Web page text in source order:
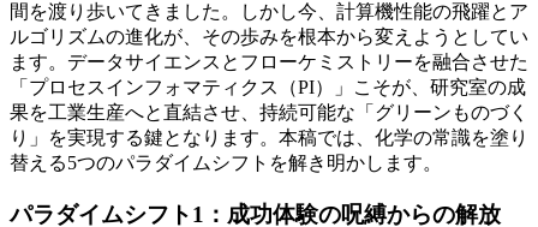
間を渡り歩いてきました。しかし今、計算機性能の飛躍とア
ルゴリズムの進化が、その歩みを根本から変えようとしてい
ます。データサイエンスとフローケミストリーを融合させた
「プロセスインフォマティクス（PI）」こそが、研究室の成
果を工業生産へと直結させ、持続可能な「グリーンものづく
り」を実現する鍵となります。本稿では、化学の常識を塗り
替える5つのパラダイムシフトを解き明かします。
パラダイムシフト1：成功体験の呪縛からの解放